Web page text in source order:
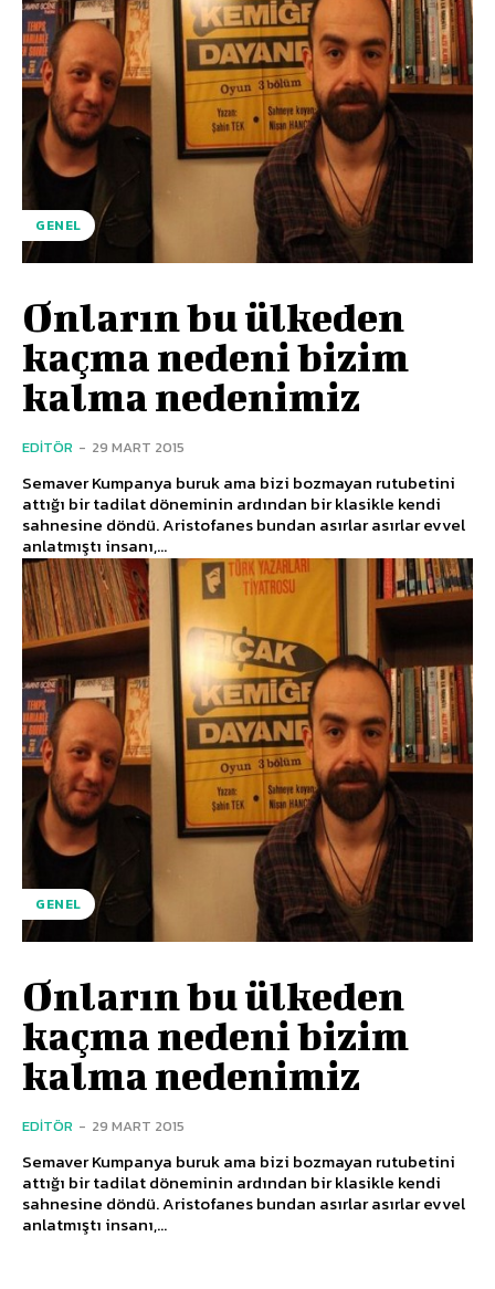
GENEL
Onların bu ülkeden
kaçma nedeni bizim
kalma nedenimiz
EDITÖR - 29 MART 2015
Semaver Kumpanya buruk ama bizi bozmayan rutubetini
attığı bir tadilat döneminin ardından bir klasikle kendi
sahnesine döndü. Aristofanes bundan asırlar asırlar evvel
anlatmıştı insanı,...
GENEL
Onların bu ülkeden
kaçma nedeni bizim
kalma nedenimiz
EDITÖR - 29 MART 2015
Semaver Kumpanya buruk ama bizi bozmayan rutubetini
attığı bir tadilat döneminin ardından bir klasikle kendi
sahnesine döndü. Aristofanes bundan asırlar asırlar evvel
anlatmıştı insanı,...